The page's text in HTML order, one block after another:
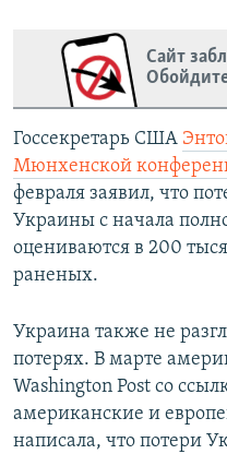
Сайт
Госсекретарь США
Мюнхенской
февраля заявил, что
Украины с начала
оцениваются в 200
раненых.
Украина также не
потерях. В марте
Washington Post со
американские и
написала, что потери